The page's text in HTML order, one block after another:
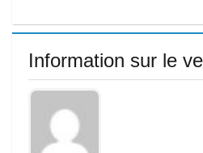
Information sur le